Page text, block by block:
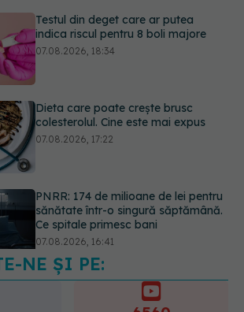
Dieta care poate crește brusc
colesterolul. Cine este mai expus
07.08.2026, 17:22
PNRR: 174 de milioane de lei pentru
sănătate într-o singură săptămână.
Ce spitale primesc bani
Ce spune culoarea ta preferată
despre vârsta pe care o ai. Care
este "codul cromatic" al generațiilor
07.08.2026, 21:29
NE ȘI PE: